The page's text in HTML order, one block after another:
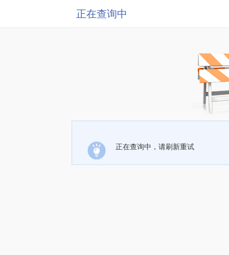
正在查询中
正在查询中，请刷新重试